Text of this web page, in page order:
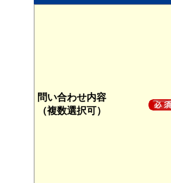
問い合わせ内容
（複数選択可）